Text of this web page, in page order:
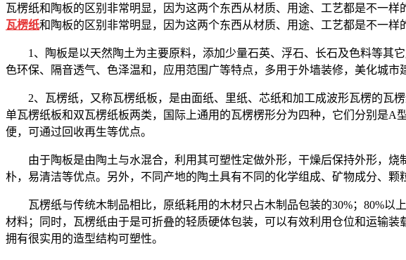
瓦楞纸和陶板的区别非常明显，因为这两个东西从材质、用途、工艺都是不一
瓦楞纸和陶板的区别非常明显，因为这两个东西从材质、用途、工艺都是不一
1、陶板是以天然陶土为主要原料，添加少量石英、浮石、长石及色料等其
色环保、隔音透气、色泽温和，应用范围广等特点，多用于外墙装修，美化城
2、瓦楞纸，又称瓦楞纸板，是由面纸、里纸、芯纸和加工成波形瓦楞的瓦
单瓦楞纸板和双瓦楞纸板两类，国际上通用的瓦楞楞形分为四种，它们分别是
便，可通过回收再生等优点。
由于陶板是由陶土与水混合，利用其可塑性定做外形，干燥后保持外形，
朴，易清洁等优点。另外，不同产地的陶土具有不同的化学组成、矿物成分、
瓦楞纸与传统木制品相比，原纸耗用的木材只占木制品包装的30%；80%
材料；同时，瓦楞纸由于是可折叠的轻质硬体包装，可以有效利用仓位和运输
拥有很实用的造型结构可塑性。